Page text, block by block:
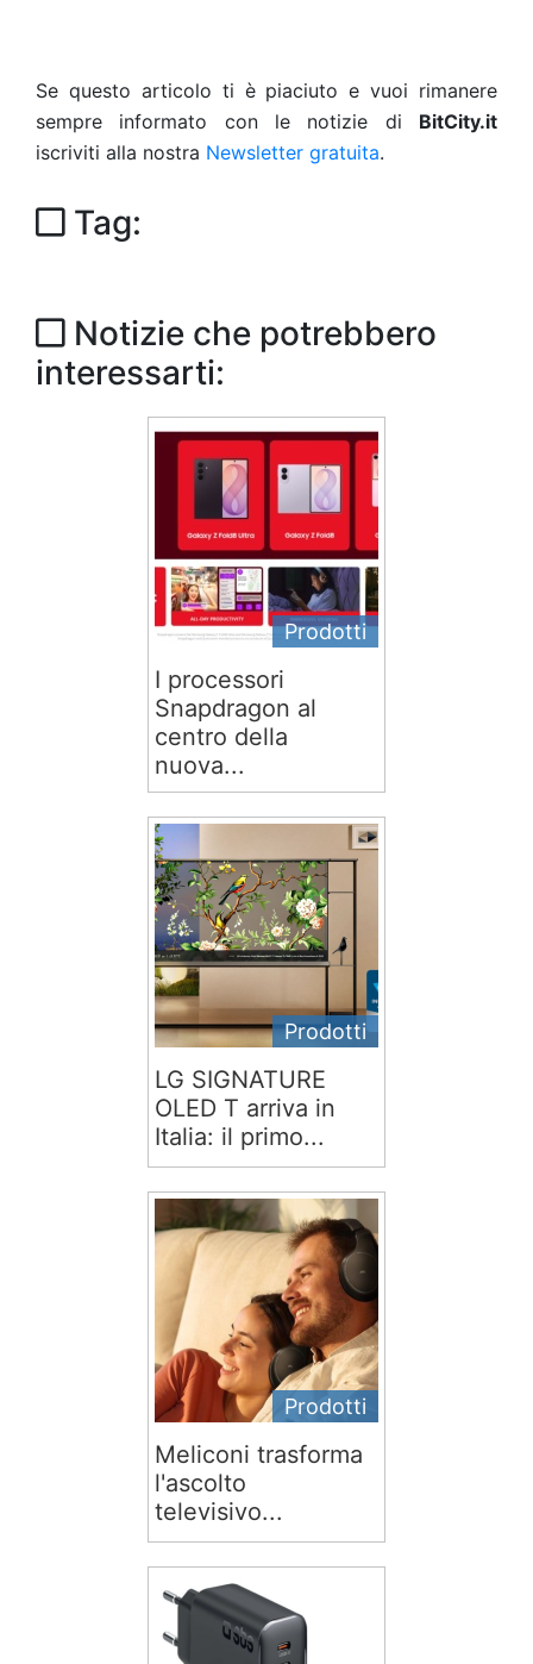
Se questo articolo ti è piaciuto e vuoi rimanere
sempre informato con le notizie di BitCity.it
iscriviti alla nostra Newsletter gratuita.
Tag:
Notizie che potrebbero
interessarti:
Prodotti
I processori
Snapdragon al
centro della
nuova...
Prodotti
LG SIGNATURE
OLED T arriva in
Italia: il primo...
Prodotti
Meliconi trasforma
l'ascolto
televisivo...